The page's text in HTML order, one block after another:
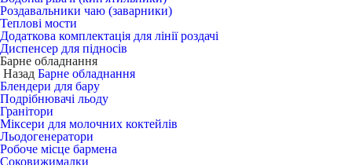
Роздавальники чаю (заварники)
Теплові мости
Додаткова комплектація для лінії роздачі
Диспенсер для підносів
Барне обладнання
Назад Барне обладнання
Блендери для бару
Подрібнювачі льоду
Гранітори
Міксери для молочних коктейлів
Льодогенератори
Робоче місце бармена
Соковижималки